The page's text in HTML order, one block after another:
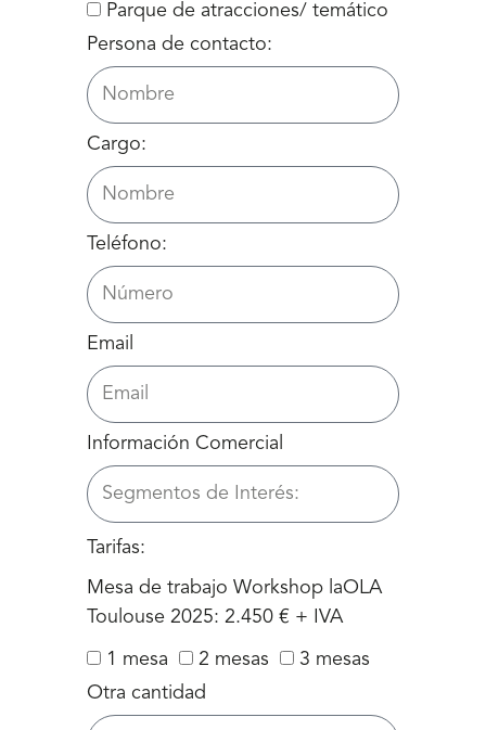
Parque de atracciones/ temático
Persona de contacto:
Cargo:
Teléfono:
Email
Información Comercial
Tarifas:
Mesa de trabajo Workshop laOLA
Toulouse 2025: 2.450 € + IVA
1 mesa 2 mesas
3 mesas
Otra cantidad